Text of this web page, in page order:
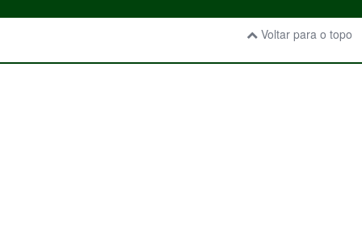
Voltar para o topo